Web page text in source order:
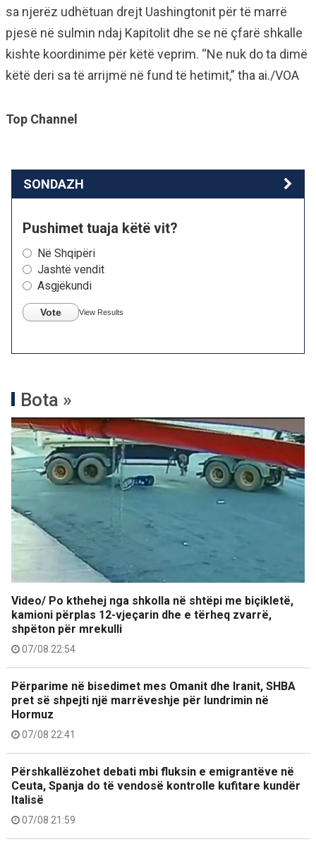
sa njerëz udhëtuan drejt Uashingtonit për të marrë
pjesë në sulmin ndaj Kapitolit dhe se në çfarë shkalle
kishte koordinime për këtë veprim. “Ne nuk do ta dimë
këtë deri sa të arrijmë në fund të hetimit,” tha ai./VOA
Top Channel
SONDAZH
Pushimet tuaja këtë vit?
Në Shqipëri
Jashtë vendit
Asgjëkundi
Vote View Results
Bota »
Video/ Po kthehej nga shkolla në shtëpi me biçikletë,
kamioni përplas 12-vjeçarin dhe e tërheq zvarrë,
shpëton për mrekulli
07/08 22:54
Përparime në bisedimet mes Omanit dhe Iranit, SHBA
pret së shpejti një marrëveshje për lundrimin në
Hormuz
07/08 22:41
Përshkallëzohet debati mbi fluksin e emigrantëve në
Ceuta, Spanja do të vendosë kontrolle kufitare kundër
Italisë
07/08 21:59